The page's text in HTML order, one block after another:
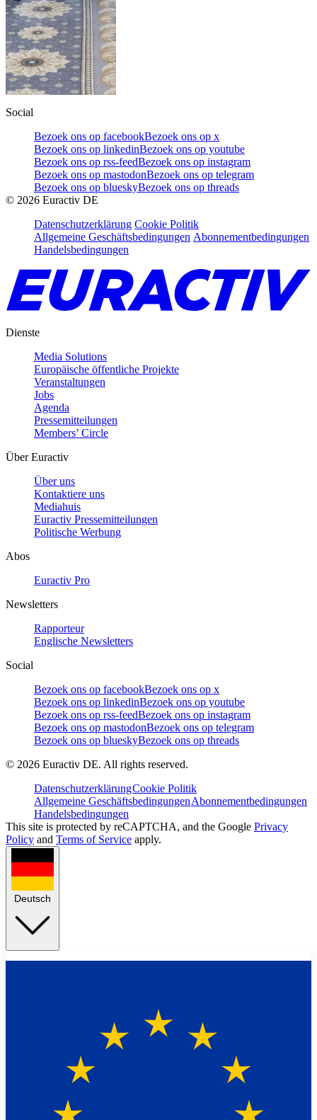
Social
Bezoek ons op facebookBezoek ons op x
Bezoek ons op linkedinBezoek ons op youtube
Bezoek ons op rss-feedBezoek ons op instagram
Bezoek ons op mastodonBezoek ons op telegram
Bezoek ons op blueskyBezoek ons op threads
© 2026 Euractiv DE
Datenschutzerklärung Cookie Politik
Allgemeine Geschäftsbedingungen Abonnementbedingungen
Handelsbedingungen
Dienste
Media Solutions
Europäische öffentliche Projekte
Veranstaltungen
Jobs
Agenda
Pressemitteilungen
Members’ Circle
Über Euractiv
Über uns
Kontaktiere uns
Mediahuis
Euractiv Pressemitteilungen
Politische Werbung
Abos
Euractiv Pro
Newsletters
Rapporteur
Englische Newsletters
Social
Bezoek ons op facebookBezoek ons op x
Bezoek ons op linkedinBezoek ons op youtube
Bezoek ons op rss-feedBezoek ons op instagram
Bezoek ons op mastodonBezoek ons op telegram
Bezoek ons op blueskyBezoek ons op threads
© 2026 Euractiv DE. All rights reserved.
DatenschutzerklärungCookie Politik
Allgemeine GeschäftsbedingungenAbonnementbedingungen
Handelsbedingungen
This site is protected by reCAPTCHA, and the Google Privacy
Policy and Terms of Service apply.
Deutsch